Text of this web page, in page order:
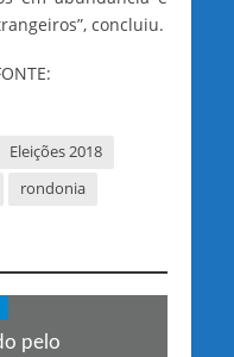
concluiu.
Eleições 2018
rondonia
pelo